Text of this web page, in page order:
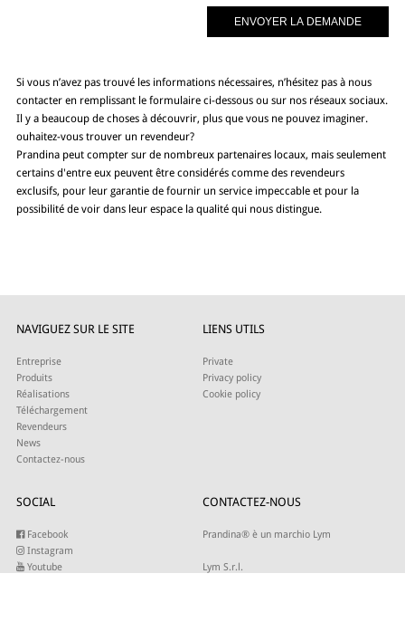
Si vous n’avez pas trouvé les informations nécessaires, n’hésitez pas à nous
contacter en remplissant le formulaire ci-dessous ou sur nos réseaux sociaux.
Il y a beaucoup de choses à découvrir, plus que vous ne pouvez imaginer.
ouhaitez-vous trouver un revendeur?
Prandina peut compter sur de nombreux partenaires locaux, mais seulement
certains d'entre eux peuvent être considérés comme des revendeurs
exclusifs, pour leur garantie de fournir un service impeccable et pour la
possibilité de voir dans leur espace la qualité qui nous distingue.
NAVIGUEZ SUR LE SITE
Entreprise
Produits
Réalisations
Téléchargement
Revendeurs
News
Contactez-nous
LIENS UTILS
Private
Privacy policy
Cookie policy
SOCIAL
Facebook
Instagram
Youtube
CONTACTEZ-NOUS
Prandina® è un marchio Lym
Lym S.r.l.